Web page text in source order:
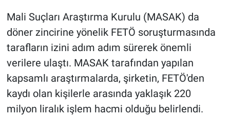
Mali Suçları Araştırma Kurulu (MASAK) da
döner zincirine yönelik FETÖ soruşturmasında
tarafların izini adım adım sürerek önemli
verilere ulaştı. MASAK tarafından yapılan
kapsamlı araştırmalarda, şirketin, FETÖ'den
kaydı olan kişilerle arasında yaklaşık 220
milyon liralık işlem hacmi olduğu belirlendi.